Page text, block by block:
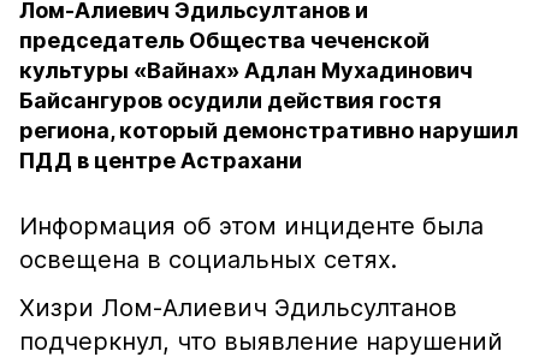
Лом-Алиевич Эдильсултанов и
председатель Общества чеченской
культуры «Вайнах» Адлан Мухадинович
Байсангуров осудили действия гостя
региона, который демонстративно нарушил
ПДД в центре Астрахани
Информация об этом инциденте была
освещена в социальных сетях.
Хизри Лом-Алиевич Эдильсултанов
подчеркнул, что выявление нарушений